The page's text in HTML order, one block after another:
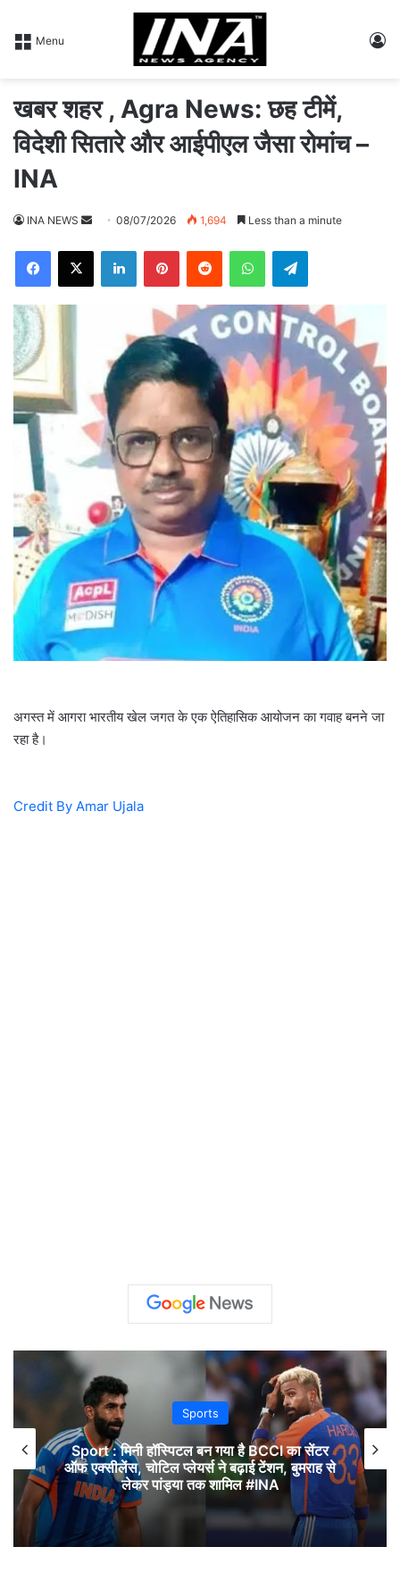
Menu
खबर शहर , Agra News: छह टीमें,
विदेशी सितारे और आईपीएल जैसा रोमांच –
INA
INA NEWS
d
a
08/07/2026 1,694 Less than a minute
अगस्त में आगरा भारतीय खेल जगत के एक ऐतिहासिक आयोजन का गवाह बनने जा
रहा है।
Credit By Amar Ujala
Sports
Sport : मिनी हॉस्पिटल बन गया है BCCI का सेंटर
ऑफ एक्सीलेंस, चोटिल प्लेयर्स ने बढ़ाई टेंशन, बुमराह से
लेकर पांड्या तक शामिल #INA